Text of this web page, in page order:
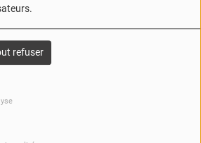
refuser